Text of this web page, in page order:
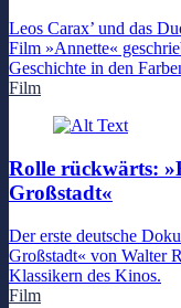
Leos Carax’ und das
Film »Annette«
Geschichte in den
Film
Rolle rückwärts:
Großstadt«
Der erste deutsche
Großstadt« von Walter
Klassikern des Kinos.
Film